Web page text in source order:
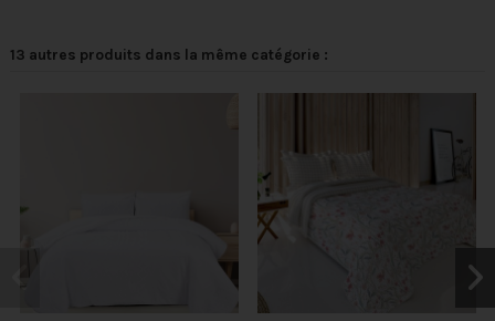
13 autres produits dans la même catégorie :